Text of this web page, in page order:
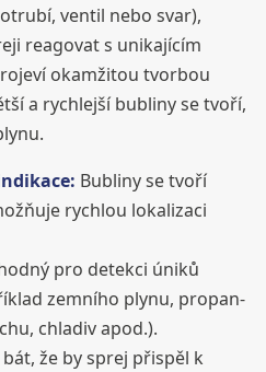
ventil nebo svar),
reagovat s unikajícím
okamžitou tvorbou
a rychlejší bubliny se tvoří,
Bubliny se tvoří
rychlou lokalizaci
pro detekci úniků
zemního plynu, propan-
chladiv apod.).
že by sprej přispěl k